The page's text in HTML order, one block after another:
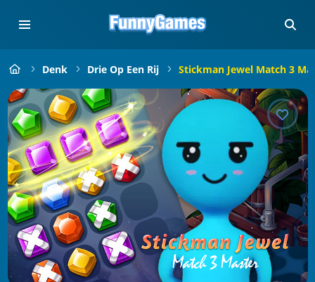
Denk Drie Op Een Rij Stickman Jewel Match 3